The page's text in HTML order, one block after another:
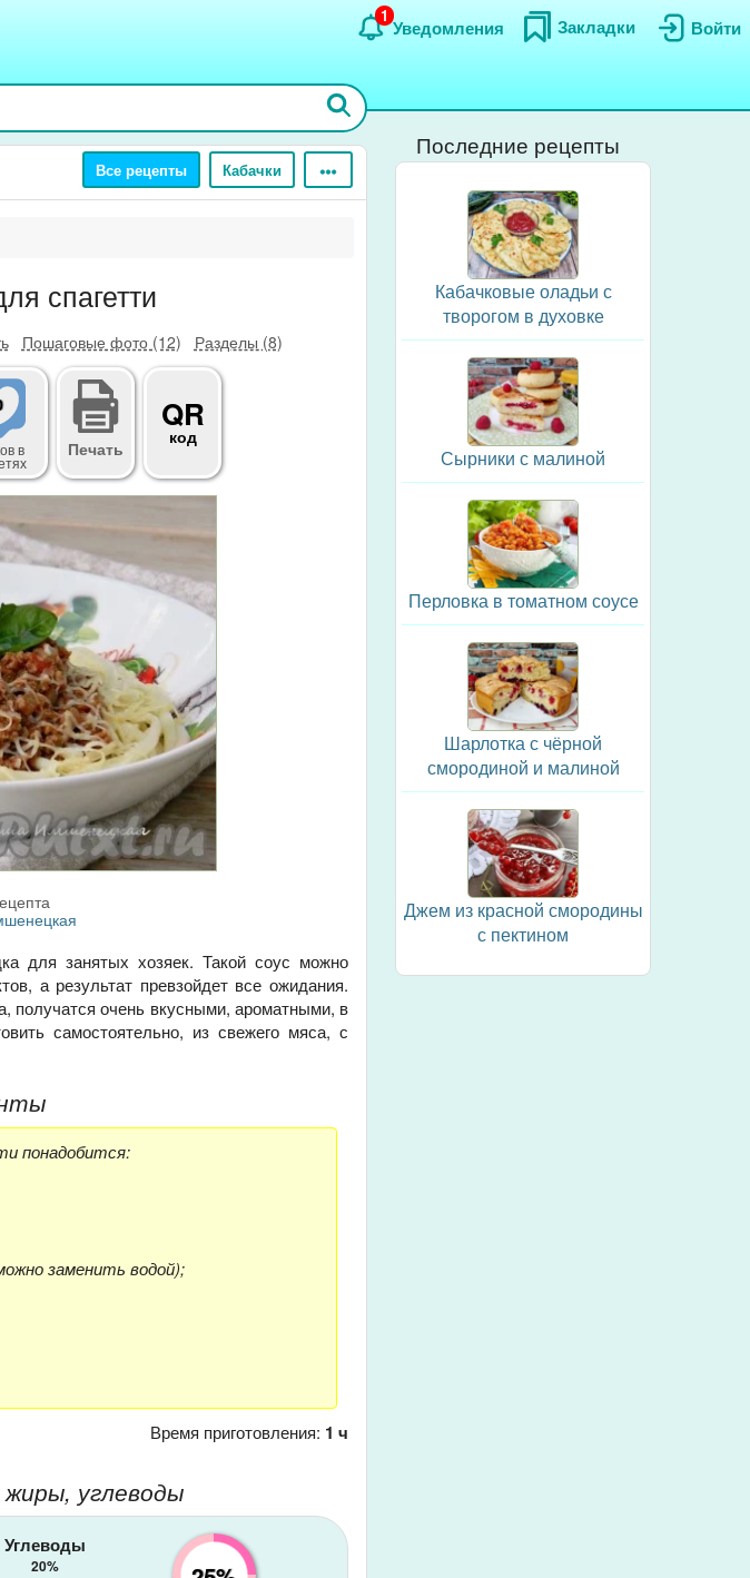
Войти
Закладки
Уведомления
1
Все рецепты Кабачки
спагетти
Пошаговые фото (12) Разделы (8)
в Печать
QR
код
для занятых хозяек. Такой соус можно
а результат превзойдет все ожидания.
получатся очень вкусными, ароматными, в
самостоятельно, из свежего мяса, с
понадобится:
заменить водой);
Время приготовления: 1 ч
углеводы
Углеводы
20%
Последние рецепты
Кабачковые оладьи с
творогом в духовке
Сырники с малиной
Перловка в томатном соусе
Шарлотка с чёрной
смородиной и малиной
Джем из красной смородины
с пектином